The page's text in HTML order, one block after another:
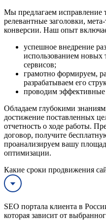
Мы предлагаем исправление
релевантные заголовки,
конверсии. Наш опыт
успешное внедрение
использованием новых
сервисов;
грамотно формируем,
разрабатываем его
проводим
Обладаем глубокими
достижение поставленных
отчетность о ходе работы.
договор, получите
проанализируем вашу
оптимизации.
Какие сроки продвижения
SEO портала клиента в
которая зависит от